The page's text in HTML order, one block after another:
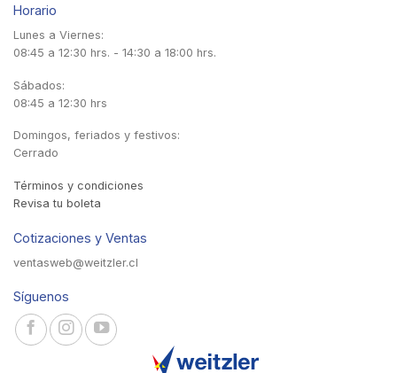
Horario
Lunes a Viernes:
08:45 a 12:30 hrs. - 14:30 a 18:00 hrs.
Sábados:
08:45 a 12:30 hrs
Domingos, feriados y festivos:
Cerrado
Términos y condiciones
Revisa tu boleta
Cotizaciones y Ventas
ventasweb@weitzler.cl
Síguenos